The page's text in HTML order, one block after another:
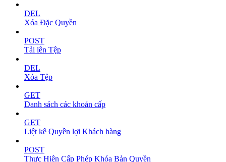
DEL
Xóa Đặc Quyền
POST
Tải lên Tệp
DEL
Xóa Tệp
GET
Danh sách các khoản cấp
GET
Liệt kê Quyền lợi Khách hàng
POST
Thực Hiện Cấp Phép Khóa Bản Quyền